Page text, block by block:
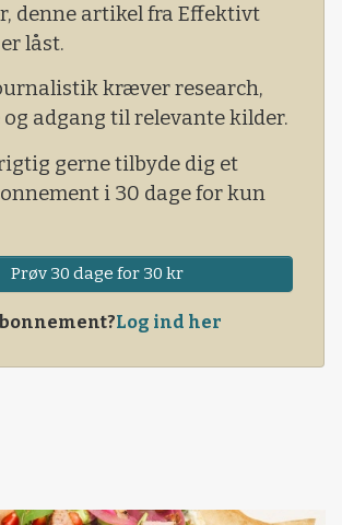
denne artikel fra Effektivt
låst.
kræver research,
og adgang til relevante kilder.
gerne tilbyde dig et
i 30 dage for kun
Prøv 30 dage for 30 kr
Log ind her